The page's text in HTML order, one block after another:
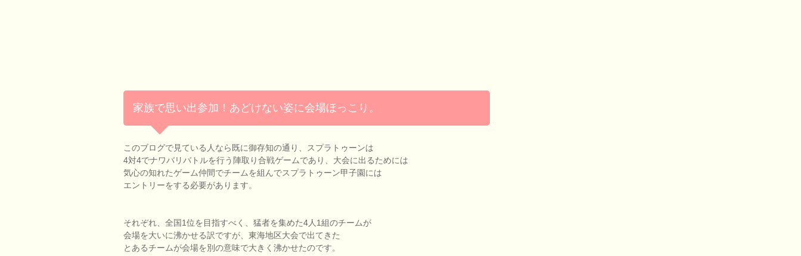
家族で思い出参加！あどけない姿に会場ほっこり。
このブログで見ている人なら既に御存知の通り、スプラトゥーンは
4対4でナワバリバトルを行う陣取り合戦ゲームであり、大会に出るためには
気心の知れたゲーム仲間でチームを組んでスプラトゥーン甲子園には
エントリーをする必要があります。
それぞれ、全国1位を目指すべく、猛者を集めた4人1組のチームが
会場を大いに沸かせる訳ですが、東海地区大会で出てきた
とあるチームが会場を別の意味で大きく沸かせたのです。